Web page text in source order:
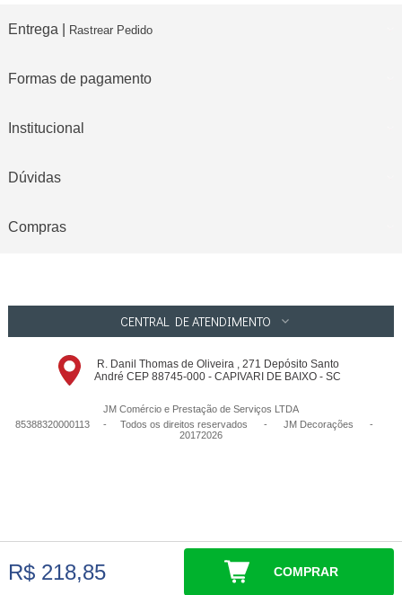
Entrega | Rastrear Pedido
Formas de pagamento
Institucional
Dúvidas
Compras
CENTRAL DE ATENDIMENTO
R. Danil Thomas de Oliveira , 271 Depósito Santo
André CEP 88745-000 - CAPIVARI DE BAIXO - SC
JM Comércio e Prestação de Serviços LTDA
85388320000113 - Todos os direitos reservados
- JM Decorações
-
20172026
R$ 218,85 COMPRAR